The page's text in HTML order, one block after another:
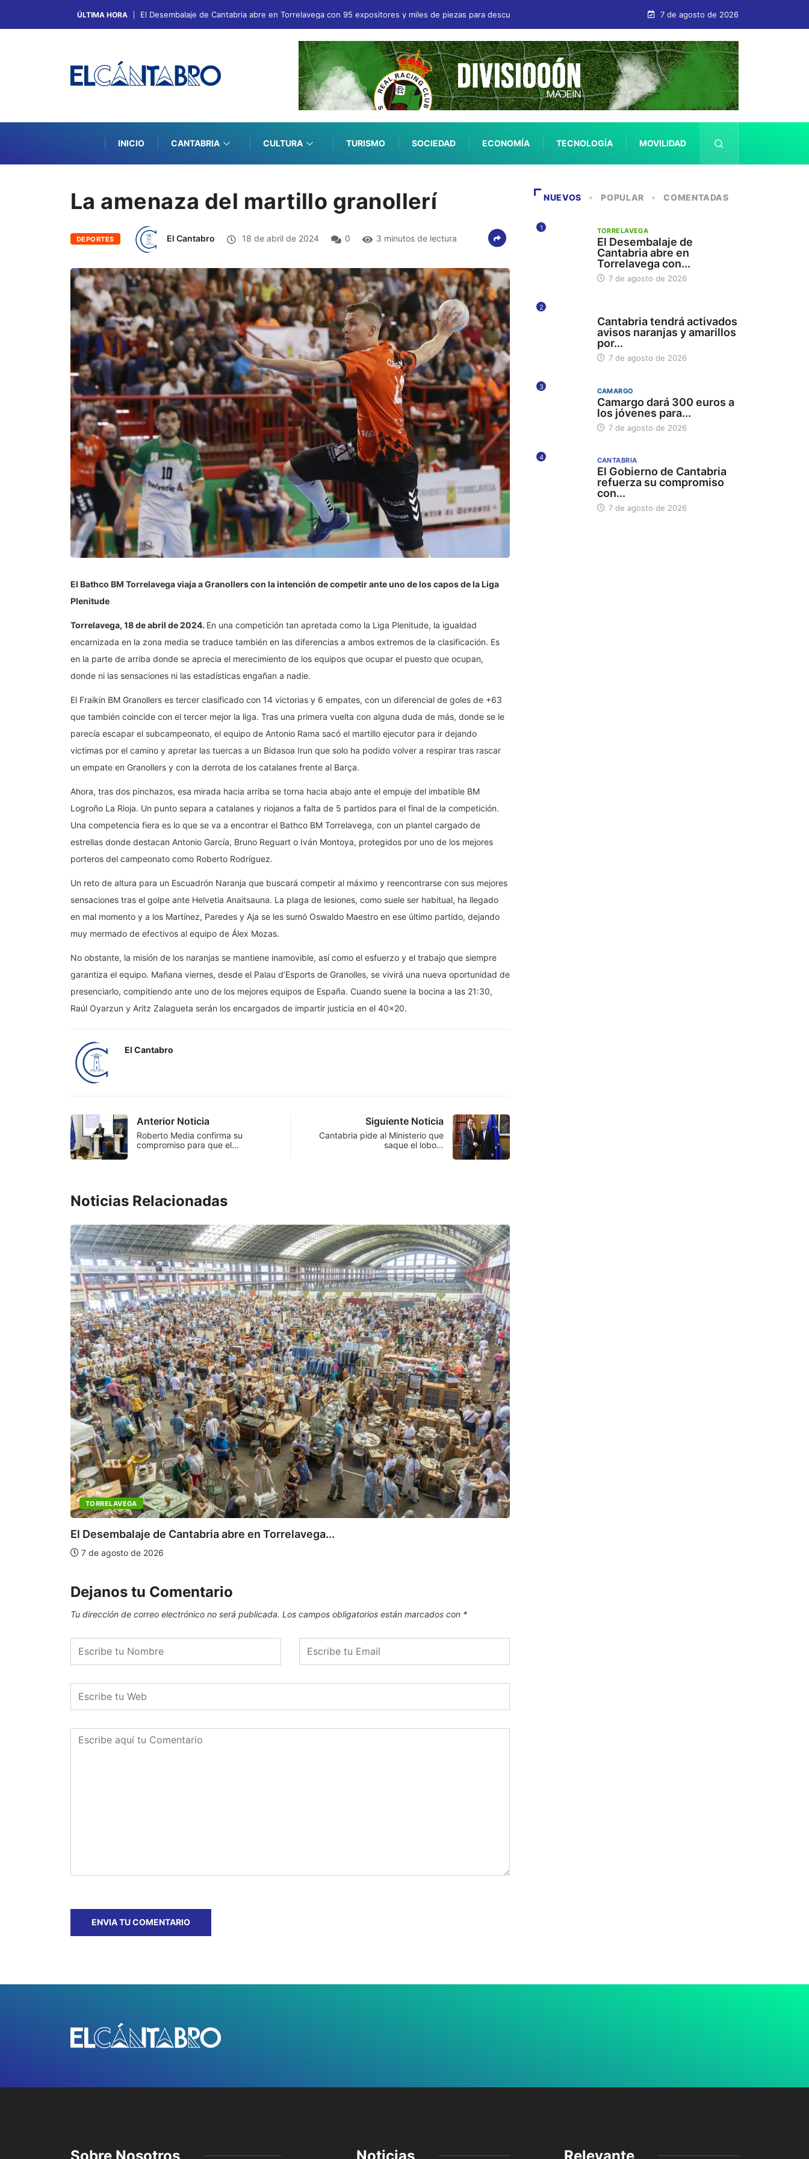
ÚLTIMA HORA El Desembalaje de Cantabria abre en Torrelavega con 95 expositores y miles de piezas para descubrir 7 de agosto de 2026
INICIO CANTABRIA CULTURA TURISMO SOCIEDAD ECONOMÍA TECNOLOGÍA MOVILIDAD
La amenaza del martillo granollerí
DEPORTES El Cantabro 18 de abril de 2024 0 3 minutos de lectura
El Bathco BM Torrelavega viaja a Granollers con la intención de competir ante uno de los capos de la Liga
Plenitude
Torrelavega, 18 de abril de 2024. En una competición tan apretada como la Liga Plenitude, la igualdad
encarnizada en la zona media se traduce también en las diferencias a ambos extremos de la clasificación. Es
en la parte de arriba donde se aprecia el merecimiento de los equipos que ocupar el puesto que ocupan,
donde ni las sensaciones ni las estadísticas engañan a nadie.
El Fraikin BM Granollers es tercer clasificado con 14 victorias y 6 empates, con un diferencial de goles de +63
que también coincide con el tercer mejor la liga. Tras una primera vuelta con alguna duda de más, donde se le
parecía escapar el subcampeonato, el equipo de Antonio Rama sacó el martillo ejecutor para ir dejando
victimas por el camino y apretar las tuercas a un Bidasoa Irun que solo ha podido volver a respirar tras rascar
un empate en Granollers y con la derrota de los catalanes frente al Barça.
Ahora, tras dos pinchazos, esa mirada hacia arriba se torna hacia abajo ante el empuje del imbatible BM
Logroño La Rioja. Un punto separa a catalanes y riojanos a falta de 5 partidos para el final de la competición.
Una competencia fiera es lo que se va a encontrar el Bathco BM Torrelavega, con un plantel cargado de
estrellas donde destacan Antonio García, Bruno Reguart o Iván Montoya, protegidos por uno de los mejores
porteros del campeonato como Roberto Rodríguez.
Un reto de altura para un Escuadrón Naranja que buscará competir al máximo y reencontrarse con sus mejores
sensaciones tras el golpe ante Helvetia Anaitsauna. La plaga de lesiones, como suele ser habitual, ha llegado
en mal momento y a los Martínez, Paredes y Aja se les sumó Oswaldo Maestro en ese último partido, dejando
muy mermado de efectivos al equipo de Álex Mozas.
No obstante, la misión de los naranjas se mantiene inamovible, así como el esfuerzo y el trabajo que siempre
garantiza el equipo. Mañana viernes, desde el Palau d’Esports de Granolles, se vivirá una nueva oportunidad de
presenciarlo, compitiendo ante uno de los mejores equipos de España. Cuando suene la bocina a las 21:30,
Raúl Oyarzun y Aritz Zalagueta serán los encargados de impartir justicia en el 40×20.
El Cantabro
Anterior Noticia
Roberto Media confirma su
compromiso para que el…
Siguiente Noticia
Cantabria pide al Ministerio que
saque el lobo…
Noticias Relacionadas
TORRELAVEGA
El Desembalaje de Cantabria abre en Torrelavega...
7 de agosto de 2026
Dejanos tu Comentario
Tu dirección de correo electrónico no será publicada. Los campos obligatorios están marcados con *
NUEVOS POPULAR COMENTADAS
1 TORRELAVEGA
El Desembalaje de
Cantabria abre en
Torrelavega con...
7 de agosto de 2026
2
Cantabria tendrá activados
avisos naranjas y amarillos
por...
7 de agosto de 2026
3 CAMARGO
Camargo dará 300 euros a
los jóvenes para...
7 de agosto de 2026
4 CANTABRIA
El Gobierno de Cantabria
refuerza su compromiso
con...
7 de agosto de 2026